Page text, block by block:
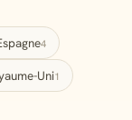
4
Uni1